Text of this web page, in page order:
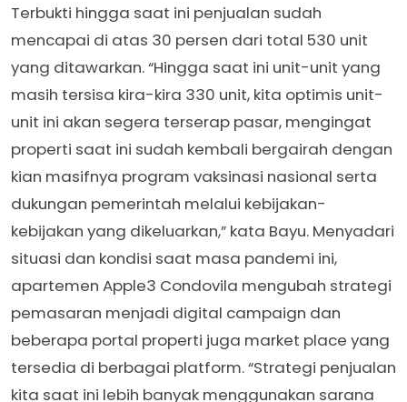
Terbukti hingga saat ini penjualan sudah
mencapai di atas 30 persen dari total 530 unit
yang ditawarkan. “Hingga saat ini unit-unit yang
masih tersisa kira-kira 330 unit, kita optimis unit-
unit ini akan segera terserap pasar, mengingat
properti saat ini sudah kembali bergairah dengan
kian masifnya program vaksinasi nasional serta
dukungan pemerintah melalui kebijakan-
kebijakan yang dikeluarkan,” kata Bayu. Menyadari
situasi dan kondisi saat masa pandemi ini,
apartemen Apple3 Condovila mengubah strategi
pemasaran menjadi digital campaign dan
beberapa portal properti juga market place yang
tersedia di berbagai platform. “Strategi penjualan
kita saat ini lebih banyak menggunakan sarana